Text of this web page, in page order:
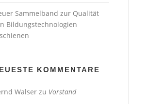
Sammelband zur Qualität
Bildungstechnologien
KOMMENTARE
Walser zu Vorstand